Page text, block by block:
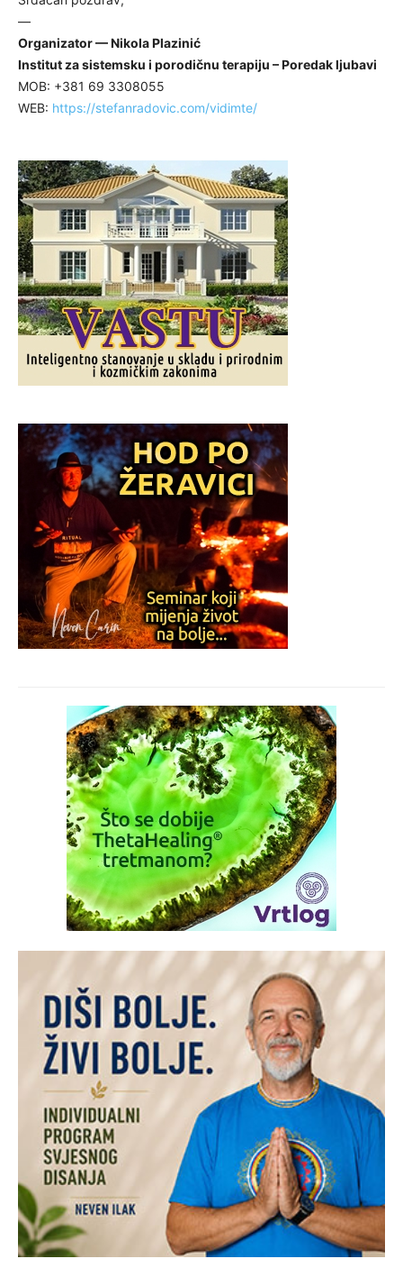
—
Organizator — Nikola Plazinić
Institut za sistemsku i porodičnu terapiju – Poredak ljubavi
MOB: +381 69 3308055
WEB: https://stefanradovic.com/vidimte/